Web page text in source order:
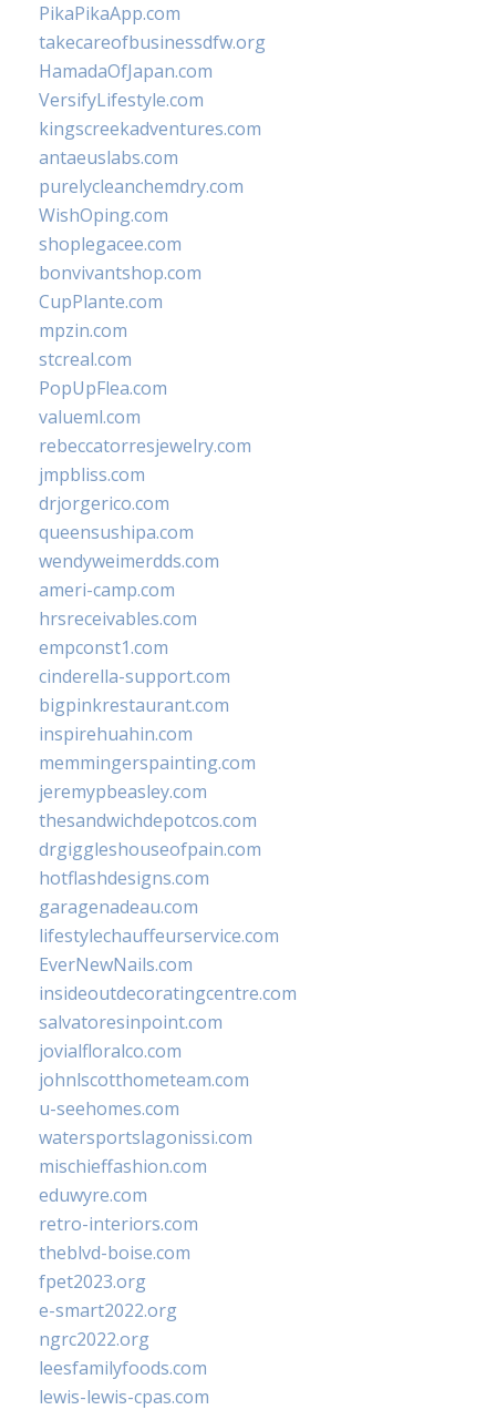
PikaPikaApp.com
takecareofbusinessdfw.org
HamadaOfJapan.com
VersifyLifestyle.com
kingscreekadventures.com
antaeuslabs.com
purelycleanchemdry.com
WishOping.com
shoplegacee.com
bonvivantshop.com
CupPlante.com
mpzin.com
stcreal.com
PopUpFlea.com
valueml.com
rebeccatorresjewelry.com
jmpbliss.com
drjorgerico.com
queensushipa.com
wendyweimerdds.com
ameri-camp.com
hrsreceivables.com
empconst1.com
cinderella-support.com
bigpinkrestaurant.com
inspirehuahin.com
memmingerspainting.com
jeremypbeasley.com
thesandwichdepotcos.com
drgiggleshouseofpain.com
hotflashdesigns.com
garagenadeau.com
lifestylechauffeurservice.com
EverNewNails.com
insideoutdecoratingcentre.com
salvatoresinpoint.com
jovialfloralco.com
johnlscotthometeam.com
u-seehomes.com
watersportslagonissi.com
mischieffashion.com
eduwyre.com
retro-interiors.com
theblvd-boise.com
fpet2023.org
e-smart2022.org
ngrc2022.org
leesfamilyfoods.com
lewis-lewis-cpas.com